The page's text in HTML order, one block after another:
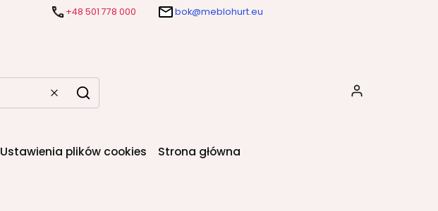
+48 501 778 000 bok@meblohurt.eu
WyczyśćSzukaj
Ustawienia plików cookies Strona główna